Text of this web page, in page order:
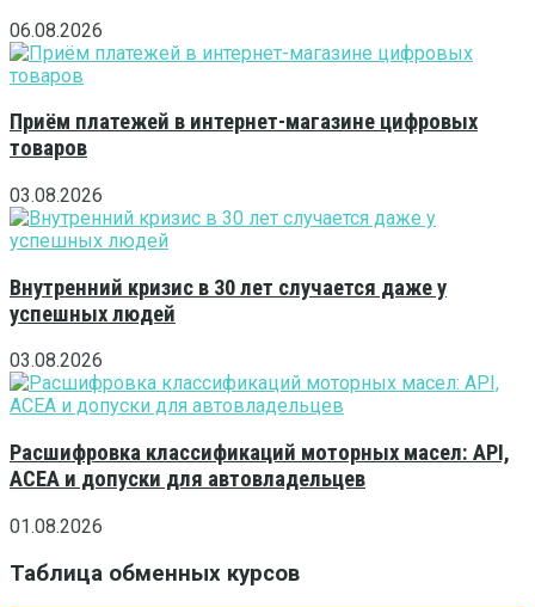
06.08.2026
Приём платежей в интернет-магазине цифровых
товаров
03.08.2026
Внутренний кризис в 30 лет случается даже у
успешных людей
03.08.2026
Расшифровка классификаций моторных масел: API,
ACEA и допуски для автовладельцев
01.08.2026
Таблица обменных курсов